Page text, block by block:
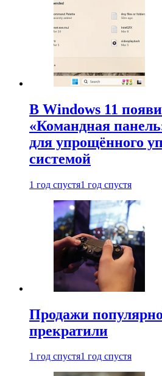
В Windows 11
«Командная
для упрощённого
системой
1 год спустя1 год спустя
Продажи
прекратили
1 год спустя1 год спустя